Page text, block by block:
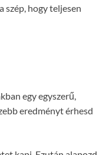
szép, hogy teljesen
egy egyszerű,
eredményt érhesd